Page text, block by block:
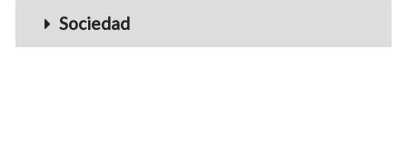
Sociedad